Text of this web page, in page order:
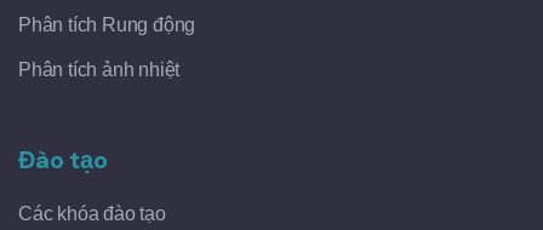
Phân tích Rung động
Phân tích ảnh nhiệt
Đào tạo
Các khóa đào tạo